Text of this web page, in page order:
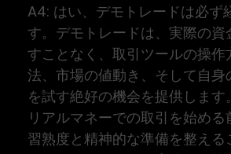
A4: はい、デモトレードは必ず
す。デモトレードは、実際の資
すことなく、取引ツールの操作
法、市場の値動き、そして自身
を試す絶好の機会を提供します
リアルマネーでの取引を始め
習熟度と精神的な準備を整える